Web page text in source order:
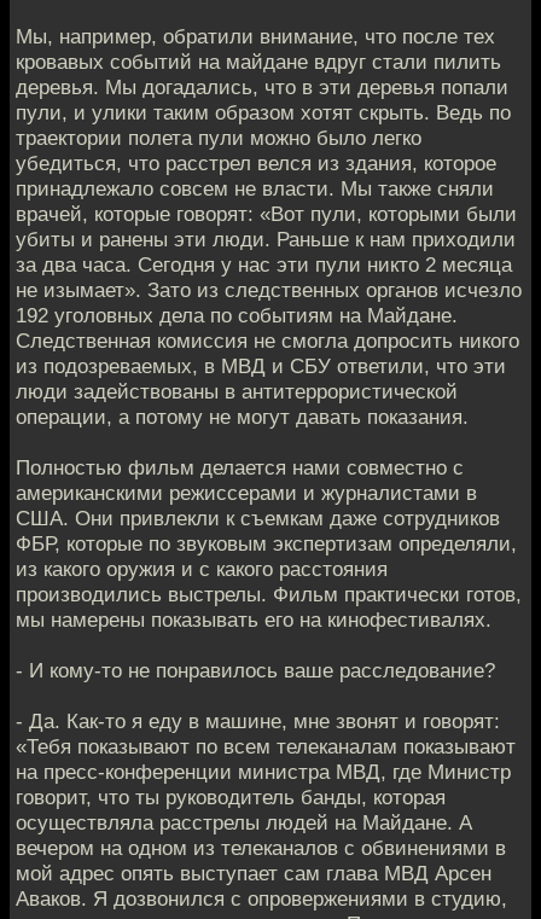
Мы, например, обратили внимание, что после тех
кровавых событий на майдане вдруг стали пилить
деревья. Мы догадались, что в эти деревья попали
пули, и улики таким образом хотят скрыть. Ведь по
траектории полета пули можно было легко
убедиться, что расстрел велся из здания, которое
принадлежало совсем не власти. Мы также сняли
врачей, которые говорят: «Вот пули, которыми были
убиты и ранены эти люди. Раньше к нам приходили
за два часа. Сегодня у нас эти пули никто 2 месяца
не изымает». Зато из следственных органов исчезло
192 уголовных дела по событиям на Майдане.
Следственная комиссия не смогла допросить никого
из подозреваемых, в МВД и СБУ ответили, что эти
люди задействованы в антитеррористической
операции, а потому не могут давать показания.
Полностью фильм делается нами совместно с
американскими режиссерами и журналистами в
США. Они привлекли к съемкам даже сотрудников
ФБР, которые по звуковым экспертизам определяли,
из какого оружия и с какого расстояния
производились выстрелы. Фильм практически готов,
мы намерены показывать его на кинофестивалях.
- И кому-то не понравилось ваше расследование?
- Да. Как-то я еду в машине, мне звонят и говорят:
«Тебя показывают по всем телеканалам показывают
на пресс-конференции министра МВД, где Министр
говорит, что ты руководитель банды, которая
осуществляла расстрелы людей на Майдане. А
вечером на одном из телеканалов с обвинениями в
мой адрес опять выступает сам глава МВД Арсен
Аваков. Я дозвонился с опровержениями в студию,